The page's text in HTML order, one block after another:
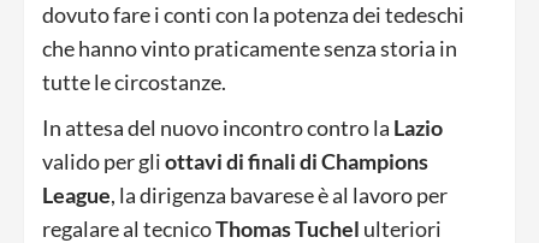
dovuto fare i conti con la potenza dei tedeschi
che hanno vinto praticamente senza storia in
tutte le circostanze.
In attesa del nuovo incontro contro la Lazio
valido per gliottavi di finali di Champions
League, la dirigenza bavarese è al lavoro per
regalare al tecnicoThomas Tuchel ulteriori